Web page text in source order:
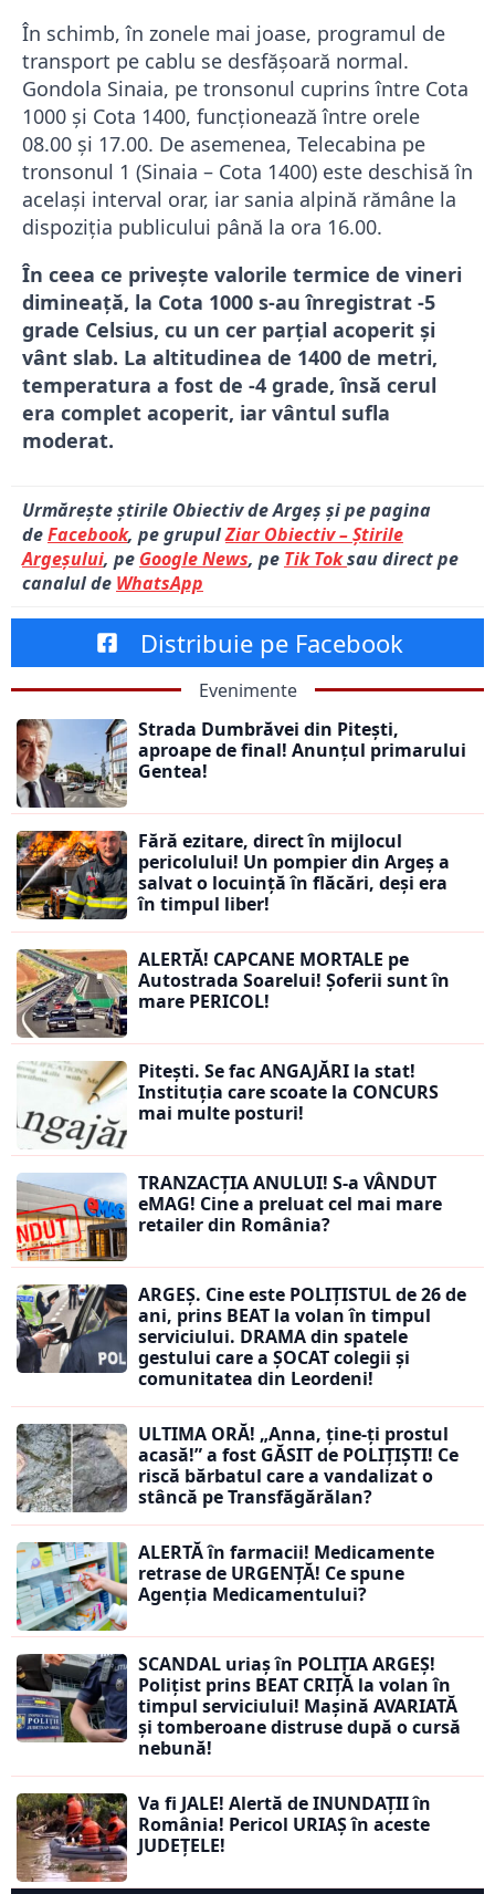
În schimb, în zonele mai joase, programul de
transport pe cablu se desfășoară normal.
Gondola Sinaia, pe tronsonul cuprins între Cota
1000 și Cota 1400, funcționează între orele
08.00 și 17.00. De asemenea, Telecabina pe
tronsonul 1 (Sinaia – Cota 1400) este deschisă în
același interval orar, iar sania alpină rămâne la
dispoziția publicului până la ora 16.00.
În ceea ce privește valorile termice de vineri
dimineață, la Cota 1000 s-au înregistrat -5
grade Celsius, cu un cer parțial acoperit și
vânt slab. La altitudinea de 1400 de metri,
temperatura a fost de -4 grade, însă cerul
era complet acoperit, iar vântul sufla
moderat.
Urmărește știrile Obiectiv de Argeș și pe pagina
deFacebook, pe grupulZiar Obiectiv – Știrile
Argeșului, pe Google News, pe Tik Toksau direct pe
canalul de WhatsApp
Distribuie pe Facebook
Evenimente
Strada Dumbrăvei din Pitești,
aproape de final! Anunțul primarului
Gentea!
Fără ezitare, direct în mijlocul
pericolului! Un pompier din Argeș a
salvat o locuință în flăcări, deși era
în timpul liber!
ALERTĂ! CAPCANE MORTALE pe
Autostrada Soarelui! Șoferii sunt în
mare PERICOL!
Pitești. Se fac ANGAJĂRI la stat!
Instituția care scoate la CONCURS
mai multe posturi!
TRANZACȚIA ANULUI! S-a VÂNDUT
eMAG! Cine a preluat cel mai mare
retailer din România?
ARGEȘ. Cine este POLIȚISTUL de 26 de
ani, prins BEAT la volan în timpul
serviciului. DRAMA din spatele
gestului care a ȘOCAT colegii și
comunitatea din Leordeni!
ULTIMA ORĂ! „Anna, ţine-ţi prostul
acasă!” a fost GĂSIT de POLIȚIȘTI! Ce
riscă bărbatul care a vandalizat o
stâncă pe Transfăgărălan?
ALERTĂ în farmacii! Medicamente
retrase de URGENȚĂ! Ce spune
Agenția Medicamentului?
SCANDAL uriaș în POLIȚIA ARGEȘ!
Polițist prins BEAT CRIȚĂ la volan în
timpul serviciului! Mașină AVARIATĂ
și tomberoane distruse după o cursă
nebună!
Va fi JALE! Alertă de INUNDAȚII în
România! Pericol URIAȘ în aceste
JUDEȚELE!